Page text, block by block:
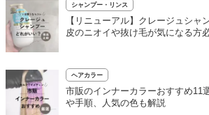
シャンプー・リンス
【リニューアル】クレージュシャ
皮のニオイや抜け毛が気になる方
ヘアカラー
市販のインナーカラーおすすめ11
や手順、人気の色も解説